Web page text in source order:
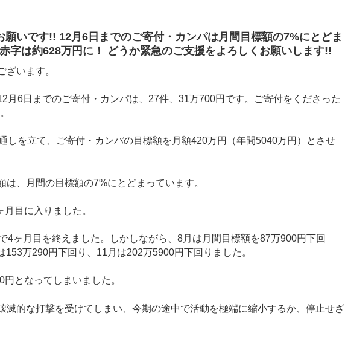
いです!! 12月6日までのご寄付・カンパは月間目標額の7%にとどま
字は約628万円に！ どうか緊急のご支援をよろしくお願いします!!
います。
6日までのご寄付・カンパは、27件、31万700円です。ご寄付をくださった
を立て、ご寄付・カンパの目標額を月額420万円（年間5040万円）とさせ
、月間の目標額の7%にとどまっています。
目に入りました。
ヶ月目を終えました。しかしながら、8月は月間目標額を87万900円下回
万290円下回り、11月は202万5900円下回りました。
となってしまいました。
的な打撃を受けてしまい、今期の途中で活動を極端に縮小するか、停止せざ